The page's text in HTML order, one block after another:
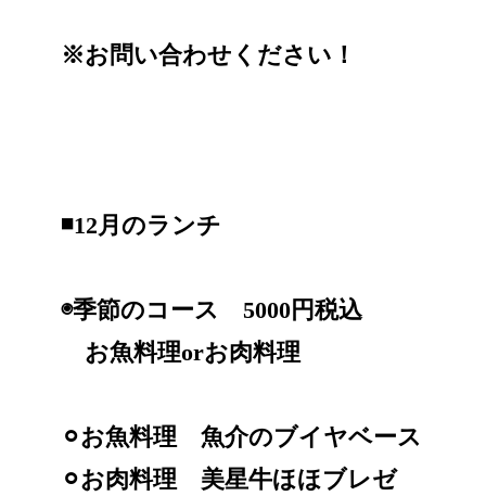
※お問い合わせください！
◾️12月のランチ
◉季節のコース 5000円税込
お魚料理orお肉料理
⚪︎お魚料理 魚介のブイヤベース
⚪︎お肉料理 美星牛ほほブレゼ